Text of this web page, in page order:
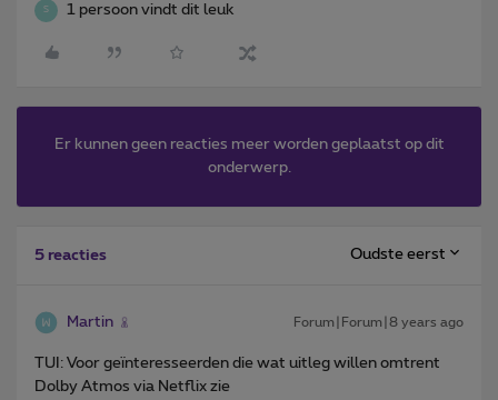
S 1 persoon vindt dit leuk
Er kunnen geen reacties meer worden geplaatst op dit
onderwerp.
5 reacties Oudste eerst
Martin Forum|Forum|8 years ago
TUI: Voor geïnteresseerden die wat uitleg willen omtrent
Dolby Atmos via Netflix zie